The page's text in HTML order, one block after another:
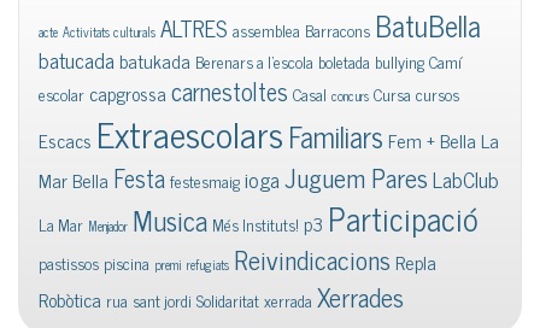
acte Activitats culturals ALTRES assemblea Barracons BatuBella
batucadabatukada Berenars a l'escola boletada bullyingCamí
escolar capgrossacarnestoltes Casal concurs Cursa cursos
Escacs ExtraescolarsFamiliars Fem + Bella La
Mar Bella FestafestesmaigiogaJuguem ParesLabClub
La Mar Menjador Musica Més Instituts! p3 Participació
pastissos piscina premi refugiats Reivindicacions Repla
Robòtica rua sant jordi Solidaritatxerrada Xerrades